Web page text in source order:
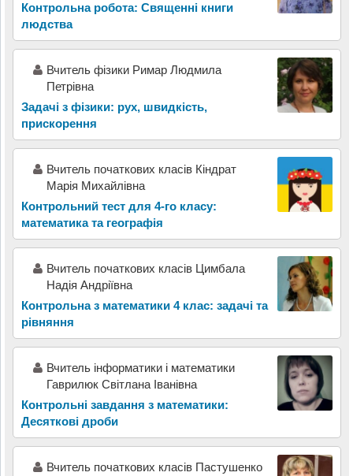
Контрольна робота: Священні книги
людства
Вчитель фізики Римар Людмила
Петрівна
Задачі з фізики: рух, швидкість,
прискорення
Вчитель початкових класів Кіндрат
Марія Михайлівна
Контрольний тест для 4-го класу:
математика та географія
Вчитель початкових класів Цимбала
Надія Андріївна
Контрольна з математики 4 клас: задачі та
рівняння
Вчитель інформатики і математики
Гаврилюк Світлана Іванівна
Контрольні завдання з математики:
Десяткові дроби
Вчитель початкових класів Пастушенко